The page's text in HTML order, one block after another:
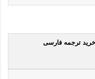
خرید ترجمه فارسی